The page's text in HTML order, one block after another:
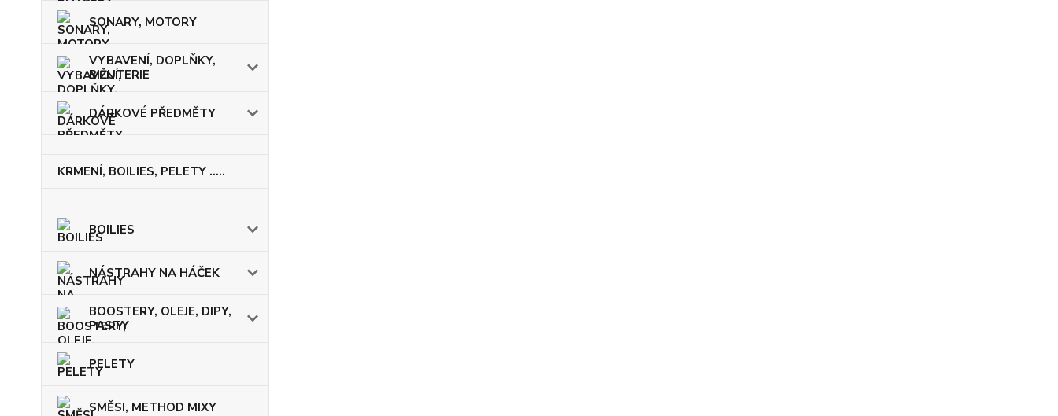
SONARY, MOTORY
VYBAVENÍ, DOPLŇKY,
BIŽUTERIE
DÁRKOVÉ PŘEDMĚTY
KRMENÍ, BOILIES, PELETY .....
BOILIES
NÁSTRAHY NA HÁČEK
BOOSTERY, OLEJE, DIPY,
PASTY
PELETY
SMĚSI, METHOD MIXY